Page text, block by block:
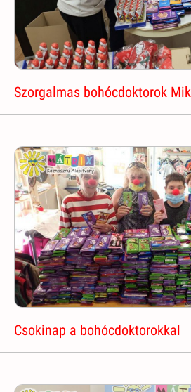
Szorgalmas bohócdoktorok
Csokinap a bohócdoktorokkal